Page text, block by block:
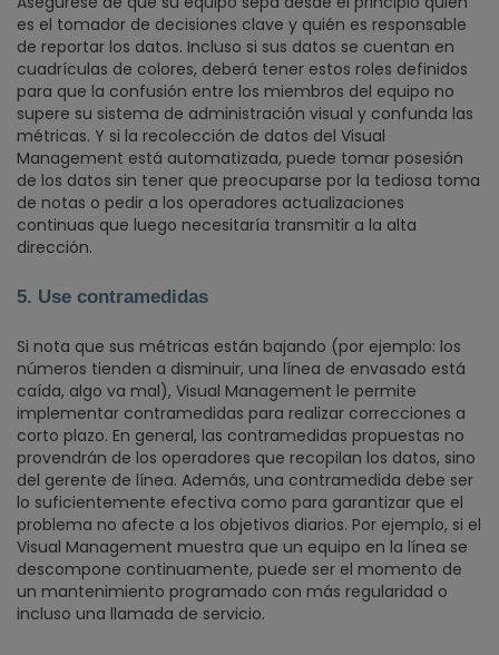
es el tomador de decisiones clave y quién es responsable
de reportar los datos. Incluso si sus datos se cuentan en
cuadrículas de colores, deberá tener estos roles definidos
para que la confusión entre los miembros del equipo no
supere su sistema de administración visual y confunda las
métricas. Y si la recolección de datos del Visual
Management está automatizada, puede tomar posesión
de los datos sin tener que preocuparse por la tediosa toma
de notas o pedir a los operadores actualizaciones
continuas que luego necesitaría transmitir a la alta
dirección.
5. Use contramedidas
Si nota que sus métricas están bajando (por ejemplo: los
números tienden a disminuir, una línea de envasado está
caída, algo va mal), Visual Management le permite
implementar contramedidas para realizar correcciones a
corto plazo. En general, las contramedidas propuestas no
provendrán de los operadores que recopilan los datos, sino
del gerente de línea. Además, una contramedida debe ser
lo suficientemente efectiva como para garantizar que el
problema no afecte a los objetivos diarios. Por ejemplo, si el
Visual Management muestra que un equipo en la línea se
descompone continuamente, puede ser el momento de
un mantenimiento programado con más regularidad o
incluso una llamada de servicio.